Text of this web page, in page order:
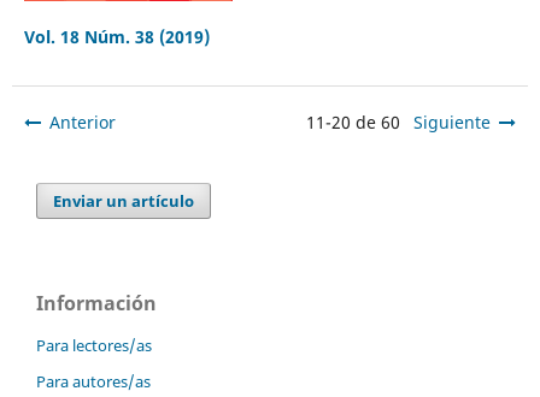
Vol. 18 Núm. 38 (2019)
Anterior 11-20 de 60 Siguiente
Enviar un artículo
Información
Para lectores/as
Para autores/as